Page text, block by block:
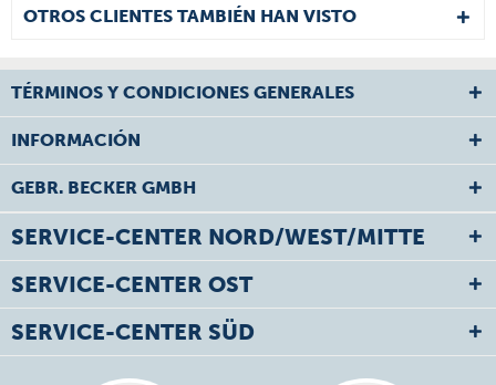
OTROS CLIENTES TAMBIÉN HAN VISTO
TÉRMINOS Y CONDICIONES GENERALES
INFORMACIÓN
GEBR. BECKER GMBH
SERVICE-CENTER NORD/WEST/MITTE
SERVICE-CENTER OST
SERVICE-CENTER SÜD